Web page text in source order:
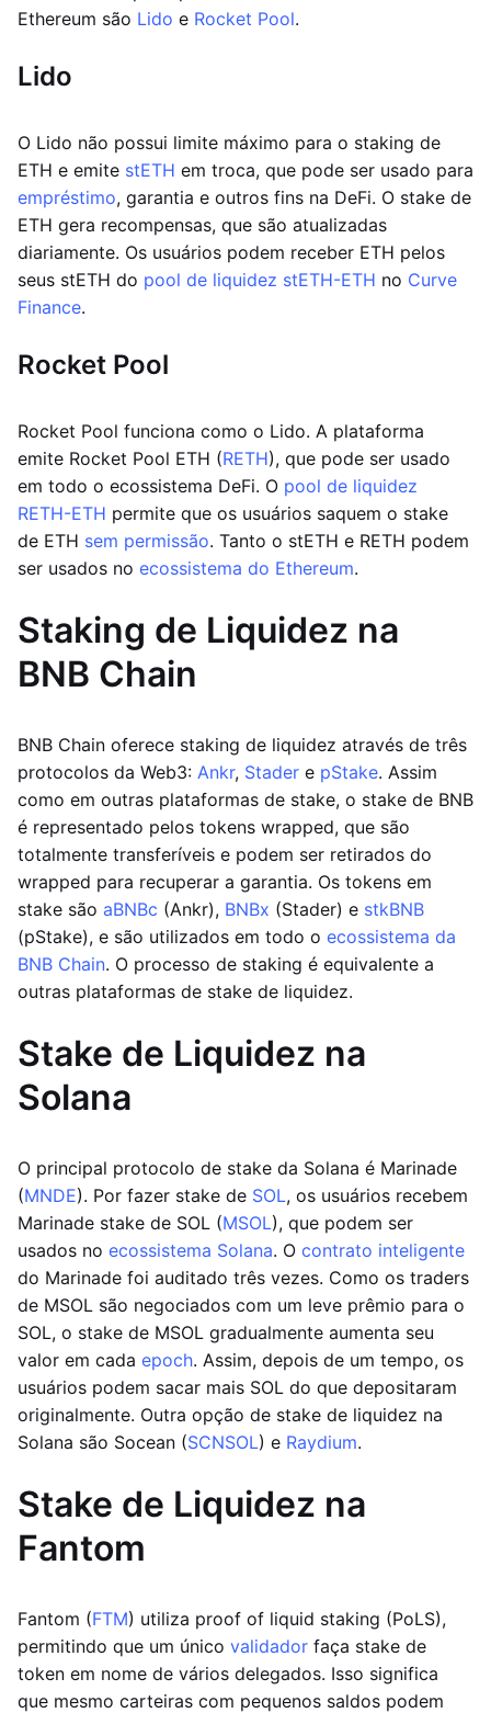
Ethereum são Lido e Rocket Pool.
Lido
O Lido não possui limite máximo para o staking de
ETH e emite stETH em troca, que pode ser usado para
empréstimo, garantia e outros fins na DeFi. O stake de
ETH gera recompensas, que são atualizadas
diariamente. Os usuários podem receber ETH pelos
seus stETH do pool de liquidez stETH-ETH no Curve
Finance.
Rocket Pool
Rocket Pool funciona como o Lido. A plataforma
emite Rocket Pool ETH (RETH), que pode ser usado
em todo o ecossistema DeFi. O pool de liquidez
RETH-ETH permite que os usuários saquem o stake
de ETH sem permissão. Tanto o stETH e RETH podem
ser usados no ecossistema do Ethereum.
Staking de Liquidez na
BNB Chain
BNB Chain oferece staking de liquidez através de três
protocolos da Web3: Ankr, Stader e pStake. Assim
como em outras plataformas de stake, o stake de BNB
é representado pelos tokens wrapped, que são
totalmente transferíveis e podem ser retirados do
wrapped para recuperar a garantia. Os tokens em
stake são aBNBc (Ankr), BNBx (Stader) e stkBNB
(pStake), e são utilizados em todo o ecossistema da
BNB Chain. O processo de staking é equivalente a
outras plataformas de stake de liquidez.
Stake de Liquidez na
Solana
O principal protocolo de stake da Solana é Marinade
(MNDE). Por fazer stake de SOL, os usuários recebem
Marinade stake de SOL (MSOL), que podem ser
usados no ecossistema Solana. O contrato inteligente
do Marinade foi auditado três vezes. Como os traders
de MSOL são negociados com um leve prêmio para o
SOL, o stake de MSOL gradualmente aumenta seu
valor em cada epoch. Assim, depois de um tempo, os
usuários podem sacar mais SOL do que depositaram
originalmente. Outra opção de stake de liquidez na
Solana são Socean (SCNSOL) e Raydium.
Stake de Liquidez na
Fantom
Fantom (FTM) utiliza proof of liquid staking (PoLS),
permitindo que um único validador faça stake de
token em nome de vários delegados. Isso significa
que mesmo carteiras com pequenos saldos podem